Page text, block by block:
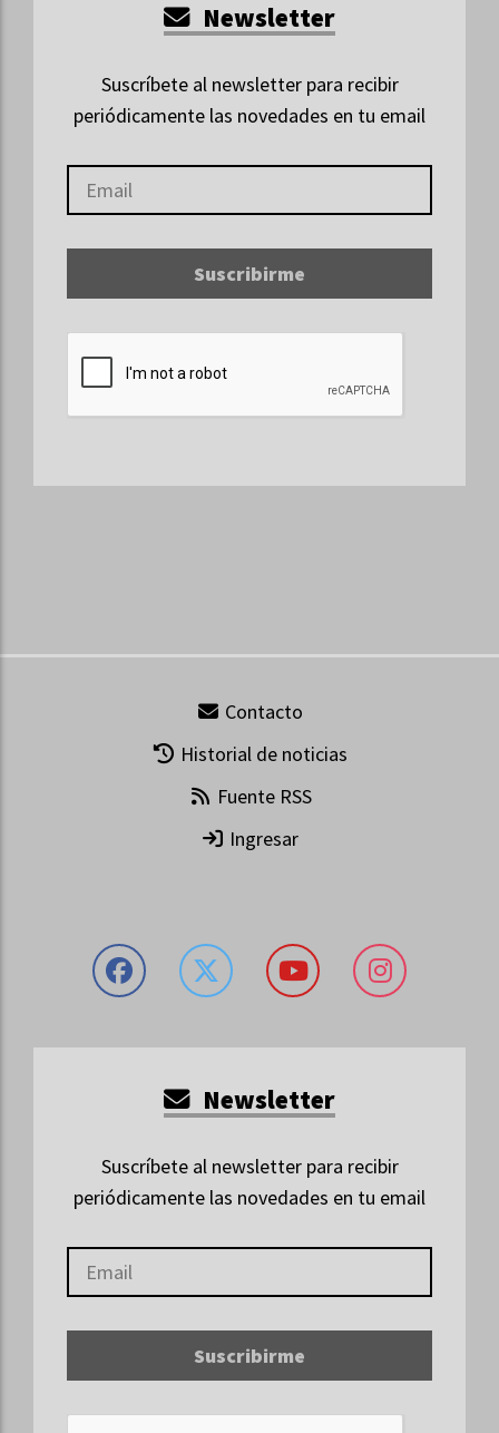
Newsletter
Suscríbete al newsletter para recibir
periódicamente las novedades en tu email
Suscribirme
Contacto
Historial de noticias
Fuente RSS
Ingresar
Newsletter
Suscríbete al newsletter para recibir
periódicamente las novedades en tu email
Suscribirme